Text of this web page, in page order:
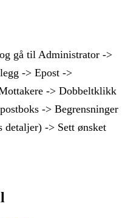
gå til Administrator ->
-> Epost ->
-> Dobbeltklikk
-> Begrensninger
-> Sett ønsket